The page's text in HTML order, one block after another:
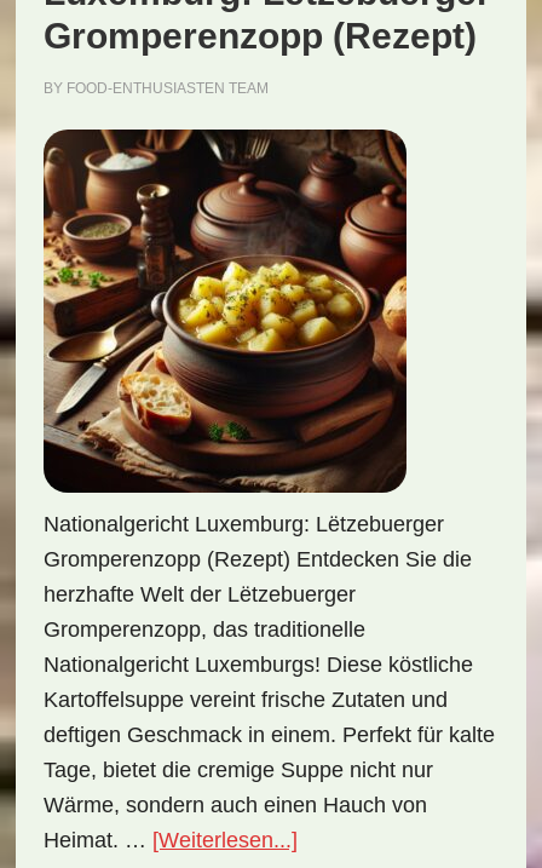
Gromperenzopp (Rezept)
BY FOOD-ENTHUSIASTEN TEAM
Nationalgericht Luxemburg: Lëtzebuerger
Gromperenzopp (Rezept) Entdecken Sie die
herzhafte Welt der Lëtzebuerger
Gromperenzopp, das traditionelle
Nationalgericht Luxemburgs! Diese köstliche
Kartoffelsuppe vereint frische Zutaten und
deftigen Geschmack in einem. Perfekt für kalte
Tage, bietet die cremige Suppe nicht nur
Wärme, sondern auch einen Hauch von
Heimat. … [Weiterlesen...]ÜberNationalgericht